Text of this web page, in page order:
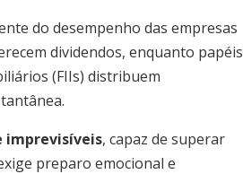
do desempenho das empresas
dividendos, enquanto papéis
(FIIs) distribuem
imprevisíveis, capaz de superar
preparo emocional e